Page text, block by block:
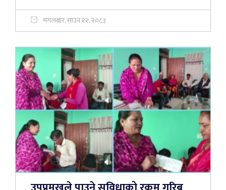
मंगलबार, साउन १२, २०८३